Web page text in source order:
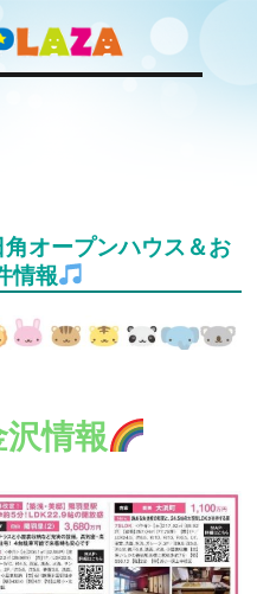
角オープンハウス＆お
情報
情報